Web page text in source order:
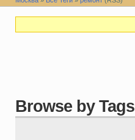
Browse by Tags